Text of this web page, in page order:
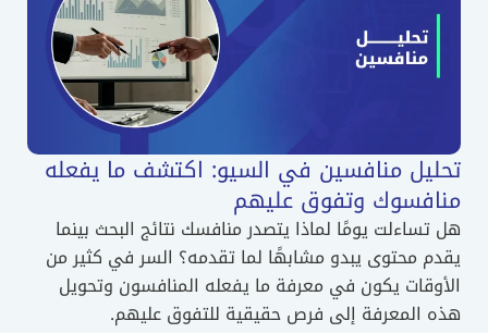
تحليل منافسين في السيو: اكتشف ما يفعله
منافسوك وتفوق عليهم
هل تساءلت يومًا لماذا يتصدر منافسك نتائج البحث بينما
يقدم محتوى يبدو مشابهًا لما تقدمه؟ السر في كثير من
الأوقات يكون في معرفة ما يفعله المنافسون وتحويل
هذه المعرفة إلى فرص حقيقية للتفوق عليهم.